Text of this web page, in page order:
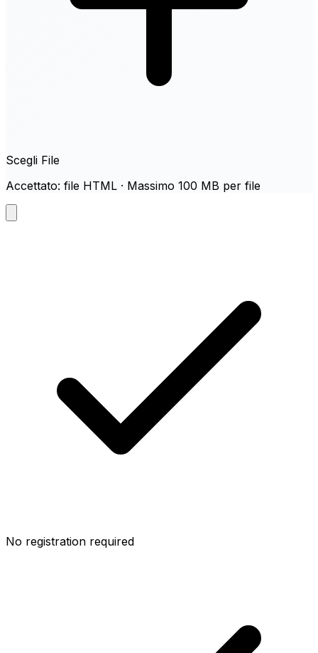
Scegli File
Accettato: file HTML · Massimo 100 MB per file
No registration required